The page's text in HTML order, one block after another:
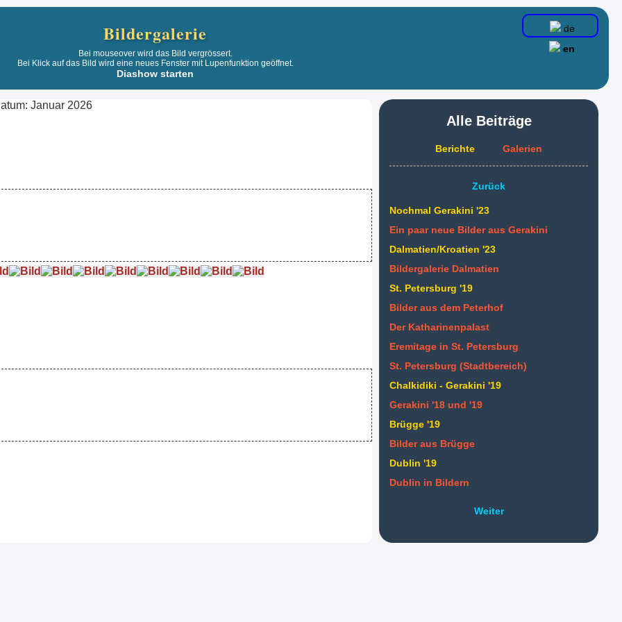
Bildergalerie
Bei mouseover wird das Bild vergrössert.
Bei Klick auf das Bild wird eine neues Fenster mit Lupenfunktion geöffnet.
Diashow starten
de
en
Januar 2026
Alle Beiträge
Berichte Galerien
Zurück
Nochmal Gerakini '23
Ein paar neue Bilder aus Gerakini
Dalmatien/Kroatien '23
Bildergalerie Dalmatien
St. Petersburg '19
Bilder aus dem Peterhof
Der Katharinenpalast
Eremitage in St. Petersburg
St. Petersburg (Stadtbereich)
Chalkidiki - Gerakini '19
Gerakini '18 und '19
Brügge '19
Bilder aus Brügge
Dublin '19
Dublin in Bildern
Weiter